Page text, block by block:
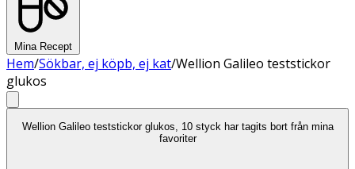
Mina Recept
Hem/Sökbar, ej köpb, ej kat/Wellion Galileo teststickor
glukos
Wellion Galileo teststickor glukos, 10 styck har tagits bort från mina
favoriter